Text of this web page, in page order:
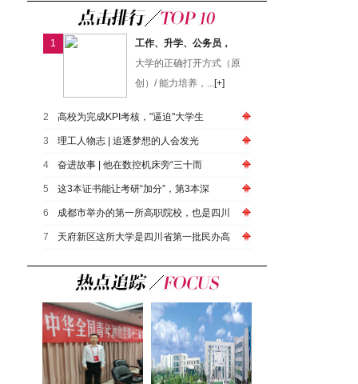
1
工作、升学、公务员，
大学的正确打开方式（原
创）/ 能力培养，...[+]
2 高校为完成KPI考核，"逼迫"大学生
3 ​理工人物志 | 追逐梦想的人会发光
4 奋进故事 | 他在数控机床旁“三十而
5 这3本证书能让考研“加分”，第3本深
6 成都市举办的第一所高职院校，也是四川
7 天府新区这所大学是四川省第一批民办高